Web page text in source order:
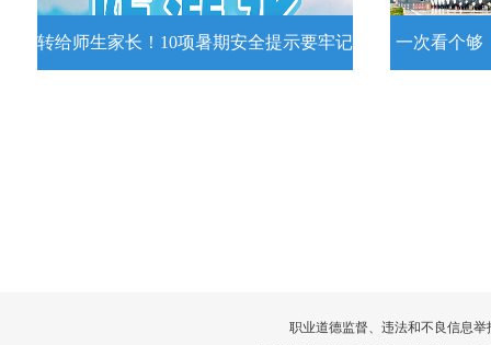
转给师生家长！10项暑期安全提示要牢记 一次看个够
职业道德监督、违法和不良信息举